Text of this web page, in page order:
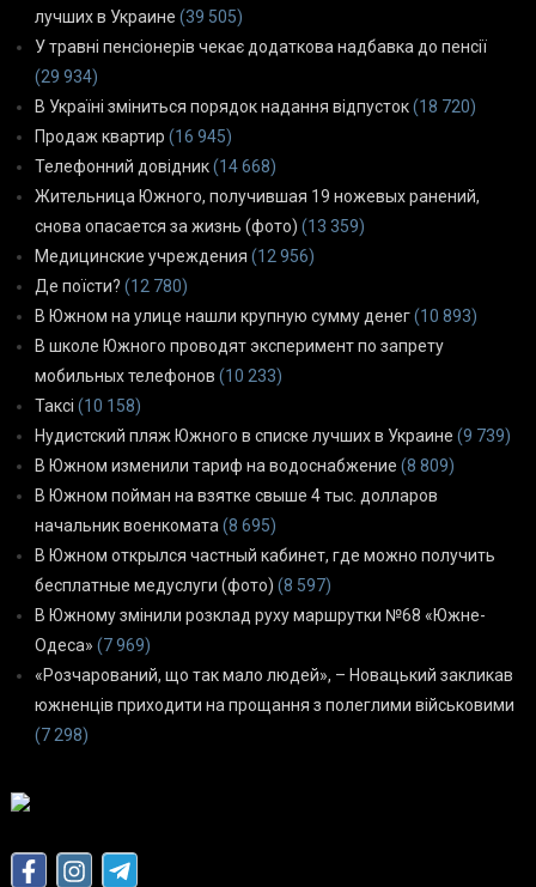
лучших в Украине (39 505)
У травні пенсіонерів чекає додаткова надбавка до пенсії
(29 934)
В Україні зміниться порядок надання відпусток(18 720)
Продаж квартир (16 945)
Телефонний довідник(14 668)
Жительница Южного, получившая 19 ножевых ранений,
снова опасается за жизнь (фото) (13 359)
Медицинские учреждения (12 956)
Де поїсти? (12 780)
В Южном на улице нашли крупную сумму денег(10 893)
В школе Южного проводят эксперимент по запрету
мобильных телефонов (10 233)
Таксі (10 158)
Нудистский пляж Южного в списке лучших в Украине (9 739)
В Южном изменили тариф на водоснабжение (8 809)
В Южном пойман на взятке свыше 4 тыс. долларов
начальник военкомата (8 695)
В Южном открылся частный кабинет, где можно получить
бесплатные медуслуги (фото) (8 597)
В Южному змінили розклад руху маршрутки №68 «Южне-
Одеса» (7 969)
«Розчарований, що так мало людей», – Новацький закликав
южненців приходити на прощання з полеглими військовими
(7 298)